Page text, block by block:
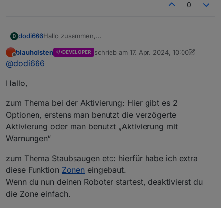
0
D dodi666Hallo zusammen,
in die Alarmanlage einbinden?
Wie habt ihr das gemacht? Beim Aktivieren der
Wohnung.
Zudem lasse ich bei Abwesenheit gerne den
Staubsaugerroboter fahren, welcher dann vermutlich
auch die Bewegungsmelder auslöst.
Schön wäre es in meinen Augen, wenn der Adapter
diese Fälle berücksichtigt.
Sprich, zum Aktivierungszeitpunkt der Alarmanlage
können die Bewegungsmelder stehen, wie sie wollen
und erst nach einer gewissen Zeit (konfigurierbar)
werden diese dann ausgewertet. Zudem müsste es
Offline
blauholsten DEVELOPER schrieb am 17. Apr. 2024, 10:00
zuletzt editiert von blauholsten
@dodi666
Hallo,
zum Thema bei der Aktivierung: Hier gibt es 2
Optionen, erstens man benutzt die verzögerte
Aktivierung oder man benutzt „Aktivierung mit
Warnungen“
zum Thema Staubsaugen etc: hierfür habe ich extra
diese Funktion Zonen eingebaut.
Wenn du nun deinen Roboter startest, deaktivierst du
die Zone einfach.